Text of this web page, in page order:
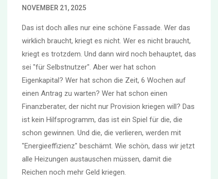
NOVEMBER 21, 2025
Das ist doch alles nur eine schöne Fassade. Wer das
wirklich braucht, kriegt es nicht. Wer es nicht braucht,
kriegt es trotzdem. Und dann wird noch behauptet, das
sei "für Selbstnutzer". Aber wer hat schon
Eigenkapital? Wer hat schon die Zeit, 6 Wochen auf
einen Antrag zu warten? Wer hat schon einen
Finanzberater, der nicht nur Provision kriegen will? Das
ist kein Hilfsprogramm, das ist ein Spiel für die, die
schon gewinnen. Und die, die verlieren, werden mit
"Energieeffizienz" beschämt. Wie schön, dass wir jetzt
alle Heizungen austauschen müssen, damit die
Reichen noch mehr Geld kriegen.